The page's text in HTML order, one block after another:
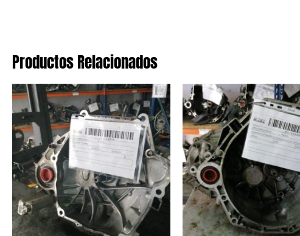
Productos Relacionados